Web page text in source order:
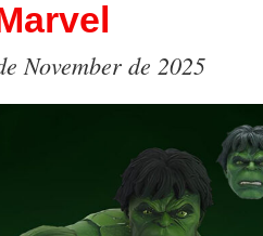
November de 2025